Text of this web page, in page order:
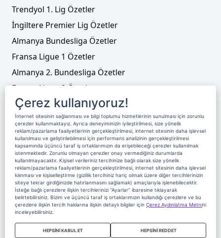
Trendyol 1. Lig Özetler
İngiltere Premier Lig Özetler
Almanya Bundesliga Özetler
Fransa Ligue 1 Özetler
Almanya 2. Bundesliga Özetler
Fransa Ligue 2 Özetler
Tenis
Video Liste
Foto Galeriler
Üyelik Yayın Akışı Reklam
Site Sözleşmesi
Künye ve İletişim
Çerez Politikası
Çerez Yönetimi
Veri Sahibi Başvuru Formu
Nereden İzlerim
Copyright 2020 Digiturk Bu siteyi kullanarak sözleşmeyi kabul etmiş
sayılırsınız.
Çerez kullanıyoruz!
İnternet sitesinin sağlanması ve bilgi toplumu hizmetlerinin sunulması için zorunlu
çerezler kullanmaktayız. Ayrıca deneyiminizin iyileştirilmesi, size yönelik
reklam/pazarlama faaliyetlerinin gerçekleştirilmesi, internet sitesinin daha işlevsel
kullanılması ve geliştirilebilmesi için performans analizinin gerçekleştirilmesi
kapsamında üçüncü taraf iş ortaklarımızın da erişebileceği çerezler kullanılmak
istenmektedir. Zorunlu olmayan çerezler onay vermediğiniz durumlarda
kullanılmayacaktır. Kişisel verileriniz tercihinize bağlı olarak size yönelik
reklam/pazarlama faaliyetlerinin gerçekleştirilmesi, internet sitesinin daha işlevsel
kılınması ve kişiselleştirme (gizlilik tercihiniz hariç olmak üzere diğer tercihlerinizin
siteye tekrar girdiğinizde hatırlanmasını sağlamak) amaçlarıyla işlenebilecektir.
İsteğe bağlı çerezlere ilişkin tercihlerinizi “Ayarlar” ibaresine tıklayarak
belirtebilirsiniz. Bizim ve üçüncü taraf iş ortaklarımızın kullandığı çerezlere ve bu
çerezlere ilişkin tercih haklarına ilişkin detaylı bilgiler için Çerez Aydınlatma Metnini
inceleyebilirsiniz.
HEPSİNİ KABUL ET HEPSİNİ REDDET